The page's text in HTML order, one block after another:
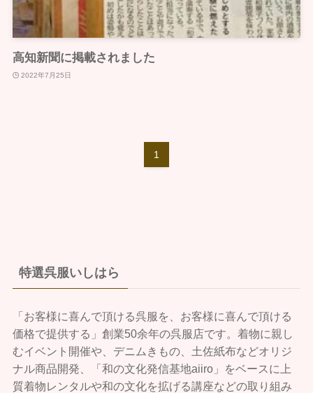
高知新聞に掲載されました
2022年7月25日
1
特選呉服いしはら
「お客様に喜んで頂ける呉服を、お客様に喜んで頂ける
価格で提供する」創業50余年の呉服店です。着物に親し
むイベント開催や、デニムきもの、土佐紙布などオリジ
ナル商品開発、「和の文化発信基地aiiro」をベースに上
質着物レンタルや和の文化を拡げる講座などの取り組み